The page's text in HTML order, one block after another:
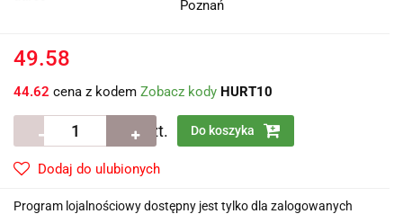
Poznań
49.58
44.62 cena z kodem Zobacz kody HURT10
szt. Do koszyka
Dodaj do ulubionych
Program lojalnościowy dostępny jest tylko dla zalogowanych